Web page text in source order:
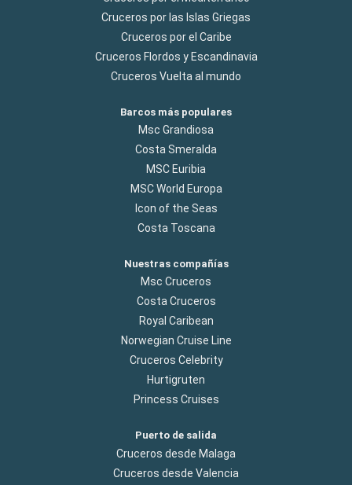
Cruceros por las Islas Griegas
Cruceros por el Caribe
Cruceros Flordos y Escandinavia
Cruceros Vuelta al mundo
Barcos más populares
Msc Grandiosa
Costa Smeralda
MSC Euribia
MSC World Europa
Icon of the Seas
Costa Toscana
Nuestras compañías
Msc Cruceros
Costa Cruceros
Royal Caribean
Norwegian Cruise Line
Cruceros Celebrity
Hurtigruten
Princess Cruises
Puerto de salida
Cruceros desde Malaga
Cruceros desde Valencia